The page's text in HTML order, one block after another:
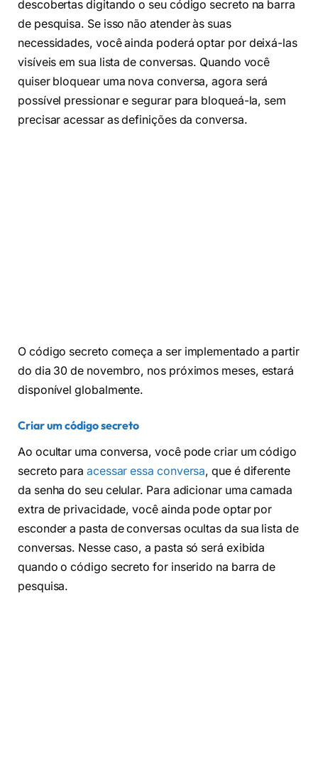
descobertas digitando o seu código secreto na barra
de pesquisa. Se isso não atender às suas
necessidades, você ainda poderá optar por deixá-las
visíveis em sua lista de conversas. Quando você
quiser bloquear uma nova conversa, agora será
possível pressionar e segurar para bloqueá-la, sem
precisar acessar as definições da conversa.
O código secreto começa a ser implementado a partir
do dia 30 de novembro, nos próximos meses, estará
disponível globalmente.
Criar um código secreto
Ao ocultar uma conversa, você pode criar um código
secreto para acessar essa conversa, que é diferente
da senha do seu celular. Para adicionar uma camada
extra de privacidade, você ainda pode optar por
esconder a pasta de conversas ocultas da sua lista de
conversas. Nesse caso, a pasta só será exibida
quando o código secreto for inserido na barra de
pesquisa.